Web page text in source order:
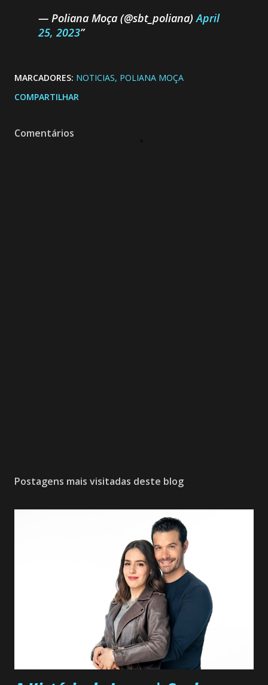
— Poliana Moça (@sbt_poliana)April
25, 2023
MARCADORES: NOTICIAS POLIANA MOÇA
COMPARTILHAR
Comentários
Postagens mais visitadas deste blog